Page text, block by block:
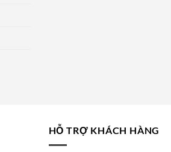
HỖ TRỢ KHÁCH HÀNG